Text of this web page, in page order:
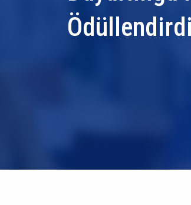
Ödüllendirdi